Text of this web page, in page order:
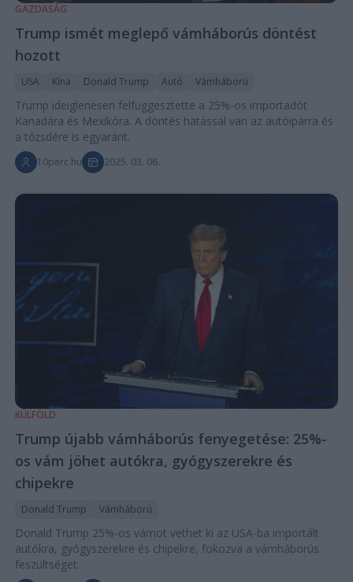
GAZDASÁG
Trump ismét meglepő vámháborús döntést
hozott
USA Kína Donald Trump Autó Vámháború
Trump ideiglenesen felfüggesztette a 25%-os importadót
Kanadára és Mexikóra. A döntés hatással van az autóiparra és
a tőzsdére is egyaránt.
10perc.hu 2025. 03. 06.
KÜLFÖLD
Trump újabb vámháborús fenyegetése: 25%-
os vám jöhet autókra, gyógyszerekre és
chipekre
Donald Trump Vámháború
Donald Trump 25%-os vámot vethet ki az USA-ba importált
autókra, gyógyszerekre és chipekre, fokozva a vámháborús
feszültséget.